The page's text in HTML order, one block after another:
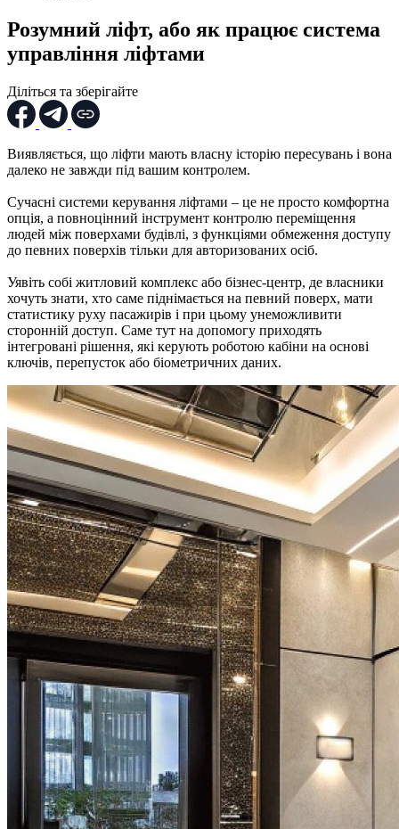
Розумний ліфт, або як працює система
управління ліфтами
Діліться та зберігайте
Виявляється, що ліфти мають власну історію пересувань і вона
далеко не завжди під вашим контролем.
Сучасні системи керування ліфтами – це не просто комфортна
опція, а повноцінний інструмент контролю переміщення
людей між поверхами будівлі, з функціями обмеження доступу
до певних поверхів тільки для авторизованих осіб.
Уявіть собі житловий комплекс або бізнес-центр, де власники
хочуть знати, хто саме піднімається на певний поверх, мати
статистику руху пасажирів і при цьому унеможливити
сторонній доступ. Саме тут на допомогу приходять
інтегровані рішення, які керують роботою кабіни на основі
ключів, перепусток або біометричних даних.